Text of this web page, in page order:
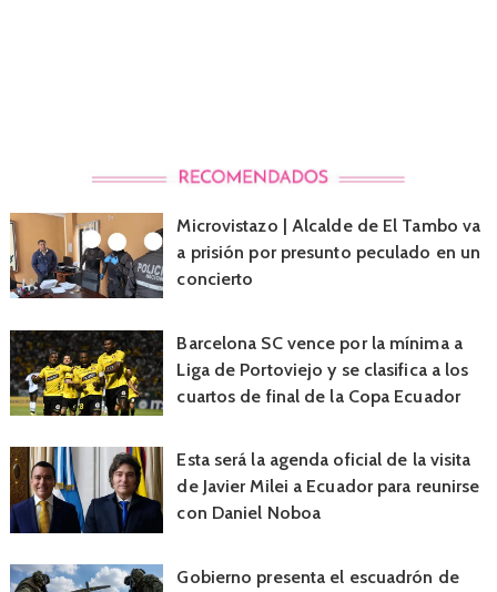
Microvistazo | Alcalde de El Tambo va
a prisión por presunto peculado en un
concierto
Barcelona SC vence por la mínima a
Liga de Portoviejo y se clasifica a los
cuartos de final de la Copa Ecuador
Esta será la agenda oficial de la visita
de Javier Milei a Ecuador para reunirse
con Daniel Noboa
Gobierno presenta el escuadrón de